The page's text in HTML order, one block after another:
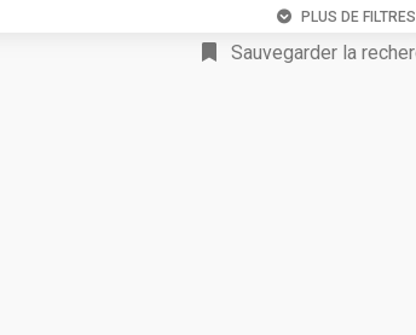
PLUS DE FILTRES
Sauvegarder la